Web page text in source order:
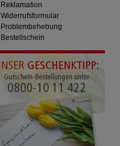
Reklamation
Widerrufsformular
Problembehebung
Bestellschein